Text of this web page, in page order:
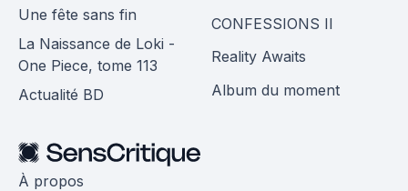
Une fête sans fin
La Naissance de Loki -
One Piece, tome 113
Actualité BD
CONFESSIONS II
Reality Awaits
Album du moment
À propos